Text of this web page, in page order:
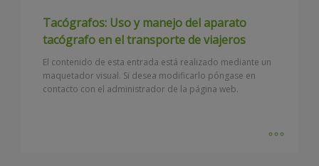
Tacógrafos: Uso y manejo del aparato
tacógrafo en el transporte de viajeros
El contenido de esta entrada está realizado mediante un
maquetador visual. Si desea modificarlo póngase en
contacto con el administrador de la página web.